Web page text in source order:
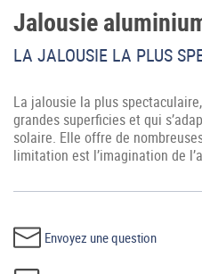
Generador de precios
Téléchargements
Blog
Contactez-nous
Jalousie
LA JALOUSIE LA PLUS
La jalousie la plus
grandes superficies et qui
solaire. Elle offre de
limitation est l’imagination de
Envoyez une question